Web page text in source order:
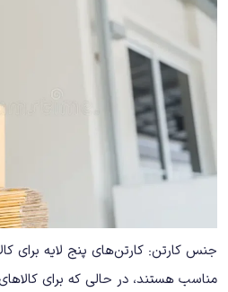
جنس کارتن: کارتن‌های پنج لایه برای
مناسب هستند، در حالی‌ که برای